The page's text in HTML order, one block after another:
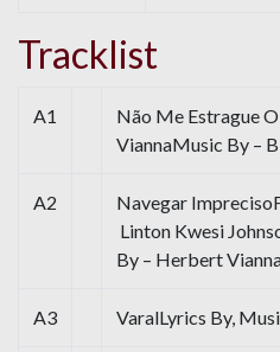
Tracklist
A1
Não Me Estrague
ViannaMusic By –
A2
Navegar
Linton Kwesi
By – Herbert
A3 VaralLyrics By,